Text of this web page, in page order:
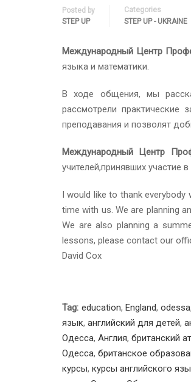
Posted by
STEP UP
Categories
STEP UP - UKRAINE
Международный Центр
языка и математики.
В ходе общения, мы
рассмотрели практические
преподавания и позволят
Международный Центр
учителей,принявших участие
I would like to thank
time with us. We are planning
We are also planning a
lessons, please contact our
David Cox
Tag: education, England, odessa,
язык, английский для детей,
Одесса, Англия, британский
Одесса, британское
курсы, курсы английского